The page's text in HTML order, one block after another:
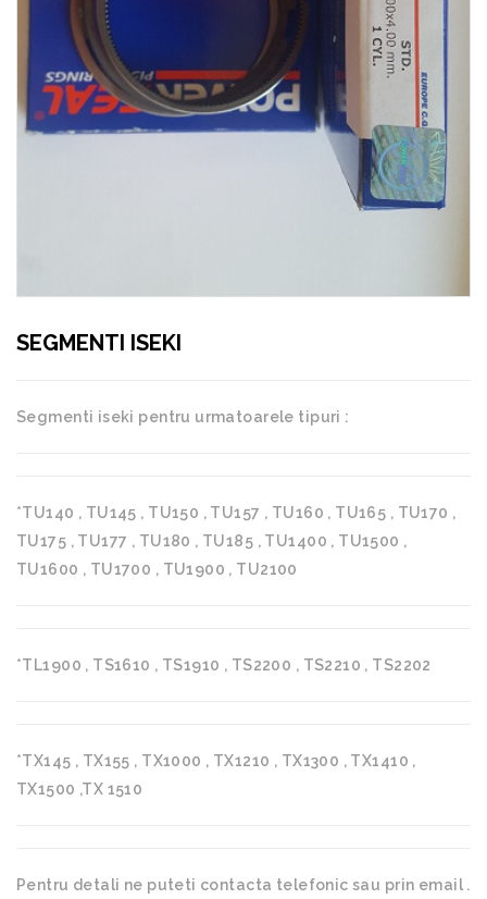
SEGMENTI ISEKI
Segmenti iseki pentru urmatoarele tipuri :
*TU140 , TU145 , TU150 , TU157 , TU160 , TU165 , TU170 ,
TU175 , TU177 , TU180 , TU185 , TU1400 , TU1500 ,
TU1600 , TU1700 , TU1900 , TU2100
*TL1900 , TS1610 , TS1910 , TS2200 , TS2210 , TS2202
*TX145 , TX155 , TX1000 , TX1210 , TX1300 , TX1410 ,
TX1500 ,TX 1510
Pentru detali ne puteti contacta telefonic sau prin email .